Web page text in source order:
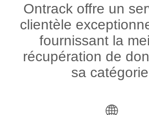
Ontrack offre un
clientèle
fournissant la
récupération de
sa